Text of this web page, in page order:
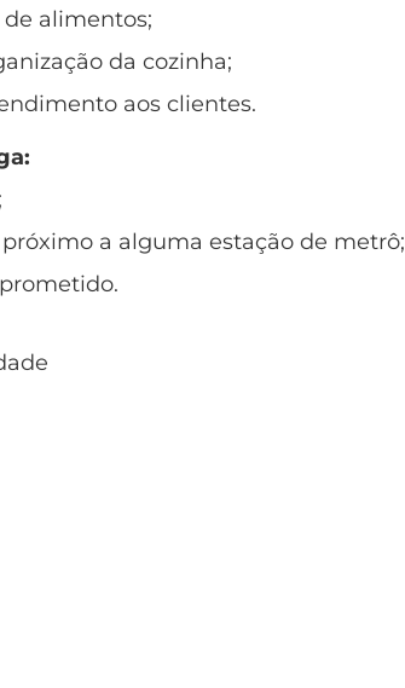
alimentos;
da cozinha;
aos clientes.
a alguma estação de metrô;